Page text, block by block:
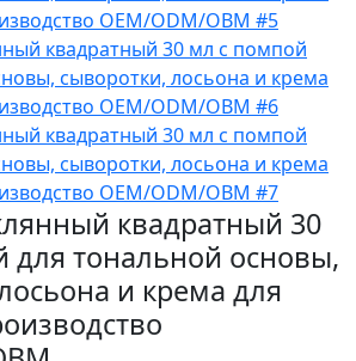
квадратный 30
для тональной основы,
и крема для